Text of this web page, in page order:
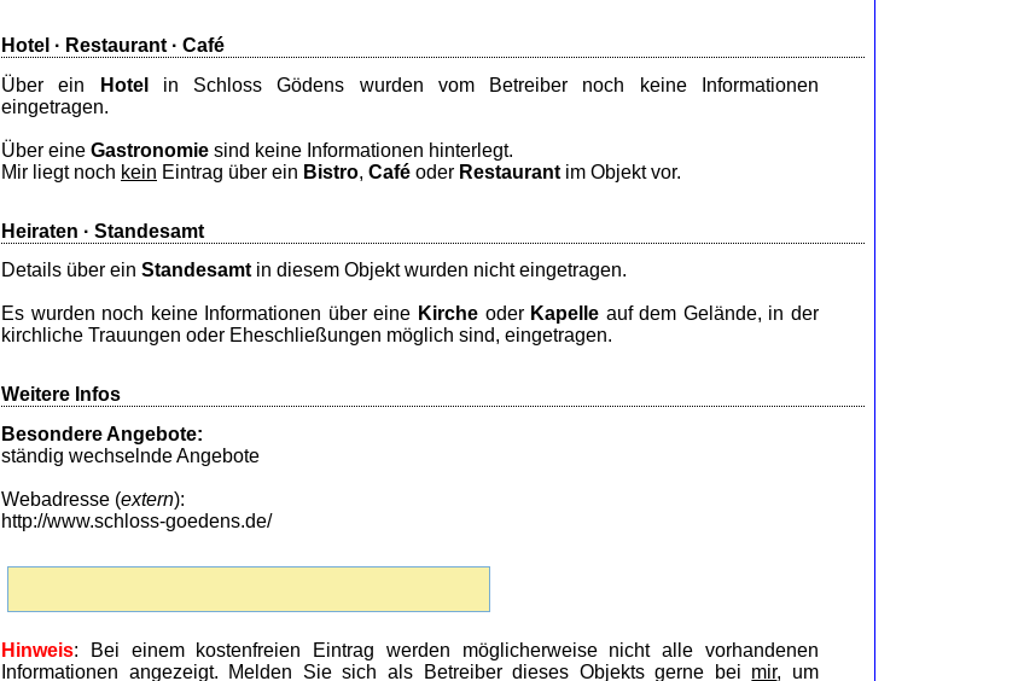
Hotel · Restaurant · Café
Über ein
Hotel
in Schloss Gödens wurden vom Betreiber noch keine Informationen
eingetragen.
Über eine Gastronomie sind keine Informationen hinterlegt.
Mir liegt noch kein Eintrag über ein Bistro, Café oder Restaurant im Objekt vor.
Heiraten · Standesamt
Details über ein Standesamt in diesem Objekt wurden nicht eingetragen.
Es wurden noch keine Informationen über eine Kirche oder Kapelle auf dem Gelände, in der
kirchliche Trauungen oder Eheschließungen möglich sind, eingetragen.
Weitere Infos
Besondere Angebote:
ständig wechselnde Angebote
Webadresse (extern):
http://www.schloss-goedens.de/
Hinweis: Bei einem kostenfreien Eintrag werden möglicherweise nicht alle vorhandenen
Informationen angezeigt. Melden Sie sich als Betreiber dieses Objekts gerne bei mir, um